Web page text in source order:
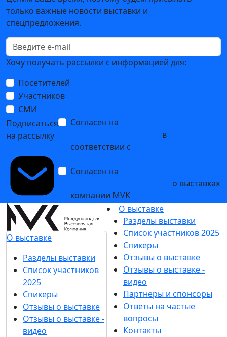
только важные новости выставки и
спецпредложения.
Хочу получать рассылки с информацией для:
Посетителей
Участников
СМИ
Подписаться
на рассылку
Согласен на
в
соответствии с
Согласен на
о выставках
компании MVK
О выставке
Разделы выставки
Список участников
2025
Спикеры
Отзывы о выставке
Отзывы о выставке -
видео
О выставке
Разделы выставки
Список участников 2025
Спикеры
Отзывы о выставке
Отзывы о выставке -
видео
Партнеры и спонсоры
Ответы на частые
вопросы
Контакты